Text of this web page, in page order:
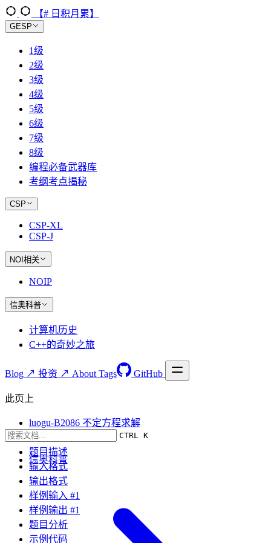
【# 日积月累】
GESP
1级
2级
3级
4级
5级
6级
7级
8级
编程必备武器库
考纲考点揭秘
CSP
CSP-XL
CSP-J
NOI相关
NOIP
信奥科普
计算机历史
C++的奇妙之旅
Blog ↗ 投资 ↗ About Tags GitHub
CTRL K
信奥科普
此页上
luogu-B2086 不定方程求解
题目要求
题目描述
输入格式
输出格式
样例输入 #1
样例输出 #1
题目分析
示例代码